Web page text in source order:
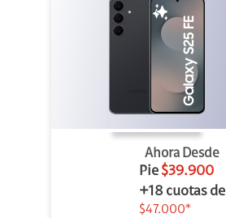
Ahora Desde
Pie $39.900
+18 cuotas de
$47.000*